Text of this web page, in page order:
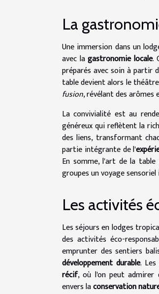
La
Une immersion dans un
avec lagastronomie locale.
préparés avec soin à partir
table devient alors le
fusion, révélant des
La convivialité est au
généreux qui reflètent la
des liens, transformant
partie intégrante de l'
En somme, l'art de la
groupes un voyage sensoriel
Les activités
Les séjours en lodges
des activités éco-
emprunter des sentiers
développement durable.
récif, où l'on peut admirer
envers laconservation